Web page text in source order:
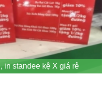
in standee kệ X giá rẻ